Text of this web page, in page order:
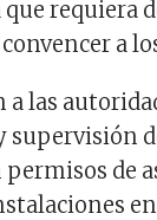
requiera
a
a las
de